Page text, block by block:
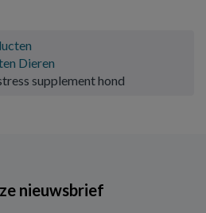
Dieren
supplement hond
nieuwsbrief